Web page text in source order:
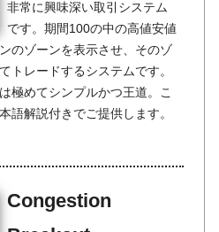
非常に興味深い取引システム
です。期間100の中の高値安値
のゾーンを表示させ、そのゾ
トレードするシステムです。
極めてシンプルかつ王道。こ
語解説付きでご提供します。
Congestion